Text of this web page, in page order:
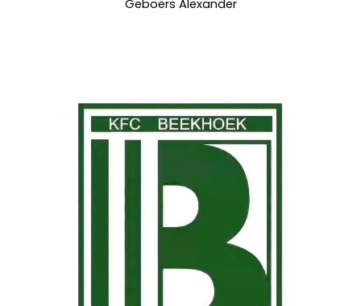
Geboers Alexander